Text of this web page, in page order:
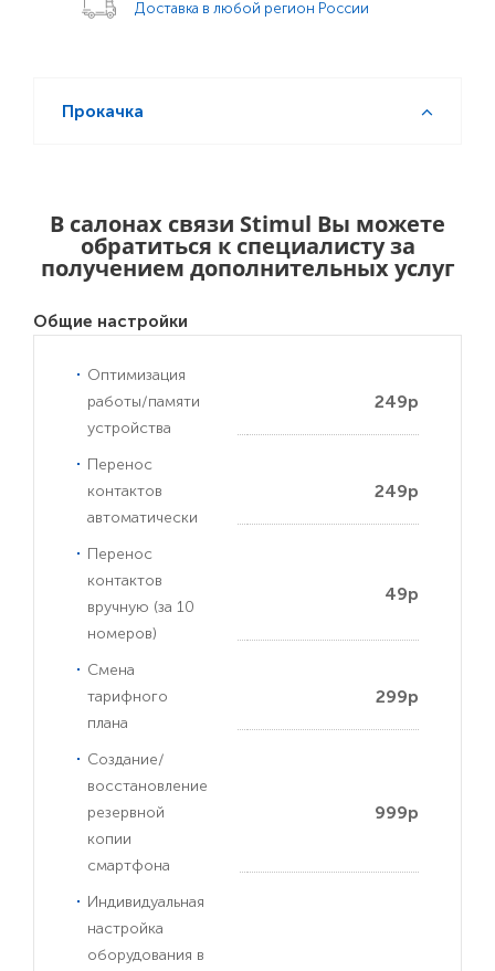
Доставка в любой регион России
Прокачка
В салонах связи Stimul Вы можете
обратиться к специалисту за
получением дополнительных услуг
Общие настройки
Оптимизация
работы/памяти
устройства
249р
Перенос
контактов
автоматически
249р
Перенос
контактов
вручную (за 10
номеров)
49р
Смена
тарифного
плана
299р
Создание/
восстановление
резервной
копии
смартфона
999р
Индивидуальная
настройка
оборудования в